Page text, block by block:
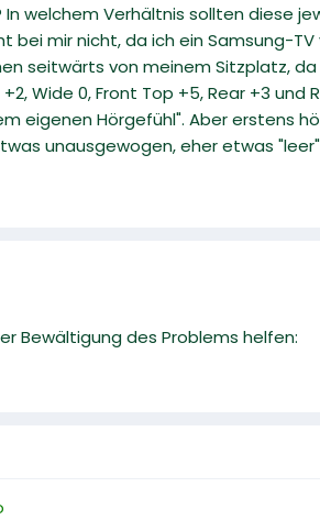
welchem Verhältnis sollten diese
bei mir nicht, da ich ein Samsung-
seitwärts von meinem Sitzplatz,
Wide 0, Front Top +5, Rear +3 und
eigenen Hörgefühl". Aber erstens
unausgewogen, eher etwas
Bewältigung des Problems helfen: